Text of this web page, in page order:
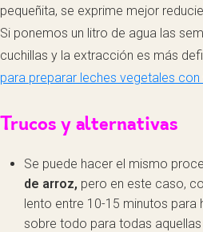
pequeñita, se exprime mejor
Si ponemos un litro de agua las
cuchillas y la extracción es más
para preparar leches vegetales con
Trucos y alternativas
Se puede hacer el mismo
de arroz, pero en este caso,
lento entre 10-15 minutos para
sobre todo para todas